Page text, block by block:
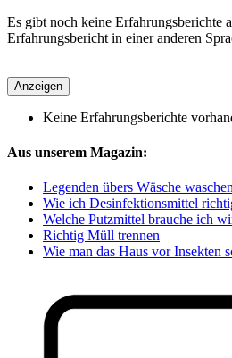
Es gibt noch keine Erfahrungsberichte
Erfahrungsbericht in einer anderen
Anzeigen
Keine Erfahrungsberichte
Aus unserem Magazin:
Legenden übers Wäsche
Wie ich Desinfektionsmittel
Welche Putzmittel brauche ich
Richtig Müll trennen
Wie man das Haus vor Insekten